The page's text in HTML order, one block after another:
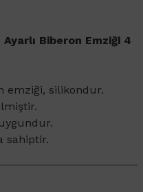
Biberon Emziği 4
emziği, silikondur.
sahiptir.